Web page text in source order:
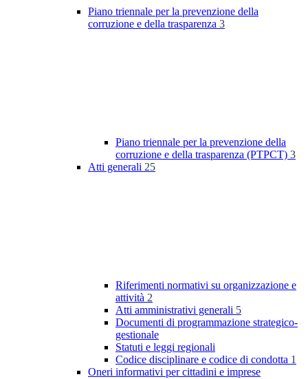
Piano triennale per la prevenzione della
corruzione e della trasparenza 3
Piano triennale per la prevenzione della
corruzione e della trasparenza (PTPCT) 3
Atti generali 25
Riferimenti normativi su organizzazione e
attività 2
Atti amministrativi generali 5
Documenti di programmazione strategico-
gestionale
Statuti e leggi regionali
Codice disciplinare e codice di condotta 1
Oneri informativi per cittadini e imprese